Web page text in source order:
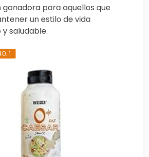
ganadora para aquellos que
un estilo de vida
saludable.
1